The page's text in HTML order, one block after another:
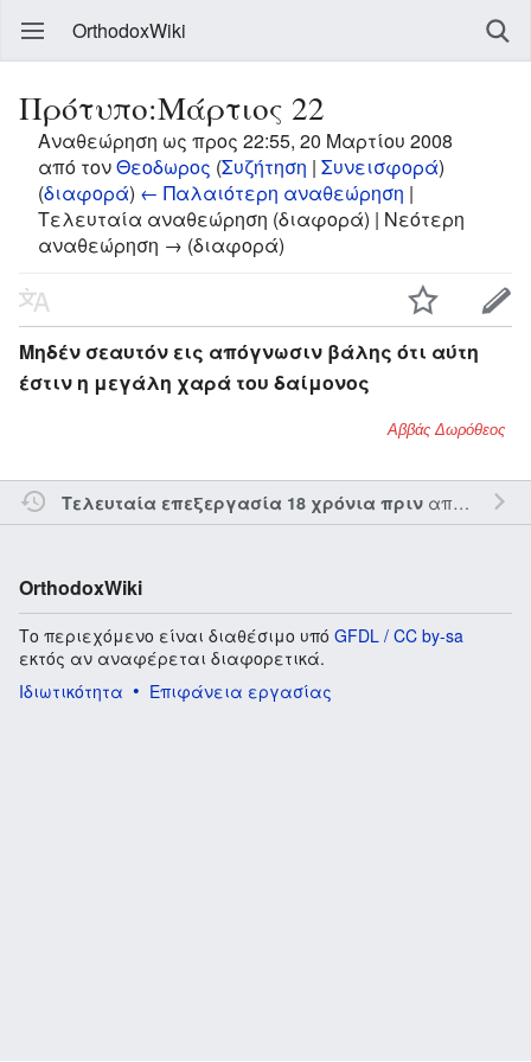
OrthodoxWiki
Πρότυπο:Μάρτιος 22
Αναθεώρηση ως προς 22:55, 20 Μαρτίου 2008
από τονΘεοδωρος (Συζήτηση | Συνεισφορά)
(διαφορά) ← Παλαιότερη αναθεώρηση |
Τελευταία αναθεώρηση (διαφορά) | Νεότερη
αναθεώρηση → (διαφορά)
Μηδέν σεαυτόν εις απόγνωσιν βάλης ότι αύτη
έστιν η μεγάλη χαρά του δαίμονος
Αββάς Δωρόθεος
Τελευταία επεξεργασία 18 χρόνια πριναπό τον την
OrthodoxWiki
Το περιεχόμενο είναι διαθέσιμο υπό GFDL / CC by-sa
εκτός αν αναφέρεται διαφορετικά.
Ιδιωτικότητα
Επιφάνεια εργασίας